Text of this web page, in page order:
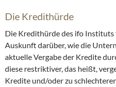
Die Kredithürde
Die Kredithürde des ifo
Auskunft darüber, wie die
aktuelle Vergabe der Kredite
diese restriktiver, das heißt,
Kredite und/oder zu